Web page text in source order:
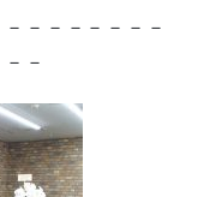
－－－－－－－
－